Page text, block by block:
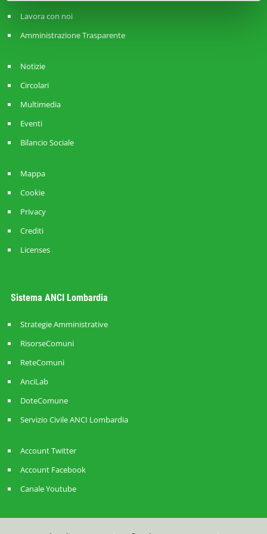
Lavora con noi
Amministrazione Trasparente
Notizie
Circolari
Multimedia
Eventi
Bilancio Sociale
Mappa
Cookie
Privacy
Crediti
Licenses
Sistema ANCI Lombardia
Strategie Amministrative
RisorseComuni
ReteComuni
AnciLab
DoteComune
Servizio Civile ANCI Lombardia
Account Twitter
Account Facebook
Canale Youtube